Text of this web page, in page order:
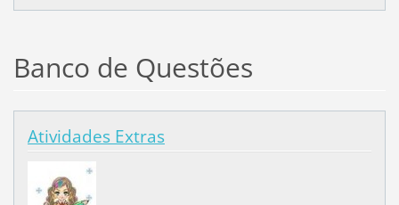
Banco de Questões
Atividades Extras